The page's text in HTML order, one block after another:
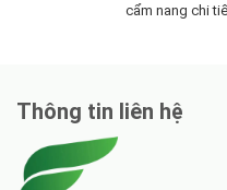
cẩm nang chi
Thông tin liên hệ